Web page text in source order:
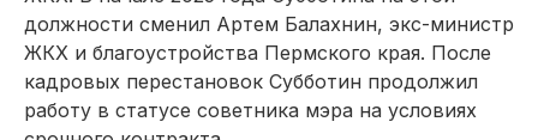
должности сменил Артем Балахнин, экс-министр
ЖКХ и благоустройства Пермского края. После
кадровых перестановок Субботин продолжил
работу в статусе советника мэра на условиях